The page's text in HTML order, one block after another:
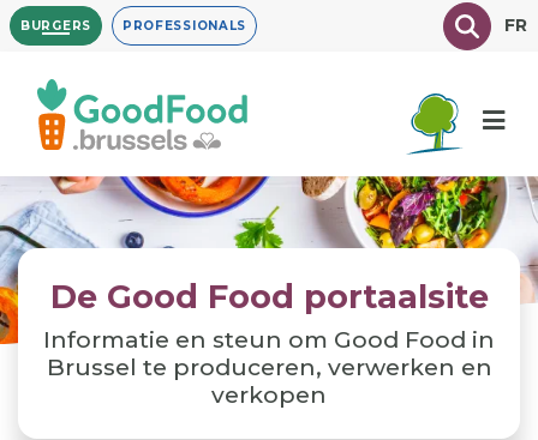
Overslaan
en
inhoud
gaan
BURGERS PROFESSIONALS TexteFR
De Good Food portaalsite
Informatie en steun om Good Food in
Brussel te produceren, verwerken en
verkopen